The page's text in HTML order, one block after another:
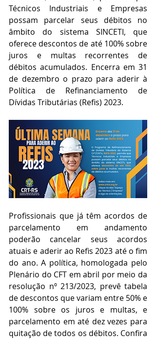
Técnicos Industriais e Empresas
possam parcelar seus débitos no
âmbito do sistema SINCETI, que
oferece descontos de até 100% sobre
juros e multas recorrentes de
débitos acumulados. Encerra em 31
de dezembro o prazo para aderir à
Política de Refinanciamento de
Dívidas Tributárias (Refis) 2023.
Profissionais que já têm acordos de
parcelamento em andamento
poderão cancelar seus acordos
atuais e aderir ao Refis 2023 até o fim
do ano. A política, homologada pelo
Plenário do CFT em abril por meio da
resolução nº 213/2023, prevê tabela
de descontos que variam entre 50% e
100% sobre os juros e multas, e
parcelamento em até dez vezes para
quitação de todos os débitos. Confira